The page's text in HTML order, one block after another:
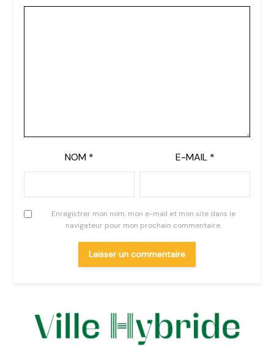
NOM * E-MAIL *
Enregistrer mon nom, mon e-mail et mon site dans le
navigateur pour mon prochain commentaire.